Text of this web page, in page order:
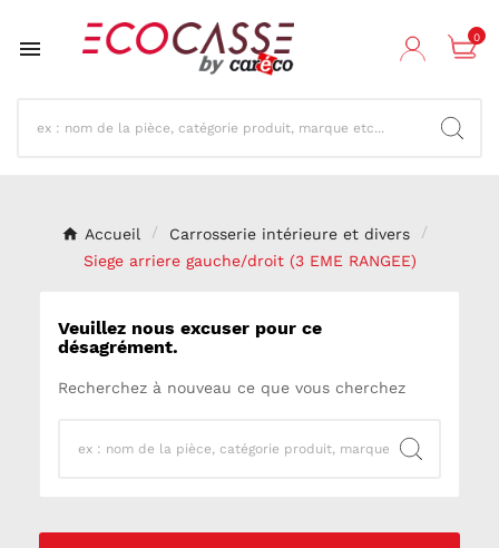
 0
Accueil
Carrosserie intérieure et divers
Siege arriere gauche/droit (3 EME RANGEE)
Veuillez nous excuser pour ce
désagrément.
Recherchez à nouveau ce que vous cherchez